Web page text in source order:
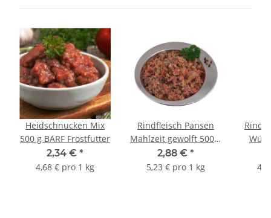
Heidschnucken Mix
500 g BARF Frostfutter
2,34 € *
4,68 € pro 1 kg
Rindfleisch Pansen
Mahlzeit gewolft 500 g
BARF Frostfutter
2,88 € *
5,23 € pro 1 kg